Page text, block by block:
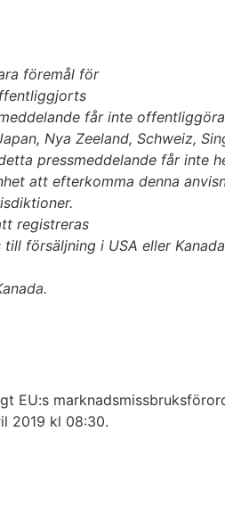
föremål för
får inte
Nya Zeeland, Schweiz,
pressmeddelande får inte
att efterkomma denna
registreras
till försäljning i USA eller
EU:s
2019 kl 08:30.